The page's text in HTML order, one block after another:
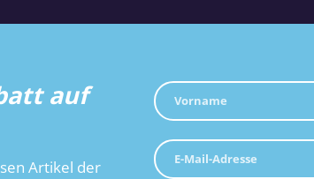
auf
Artikel der